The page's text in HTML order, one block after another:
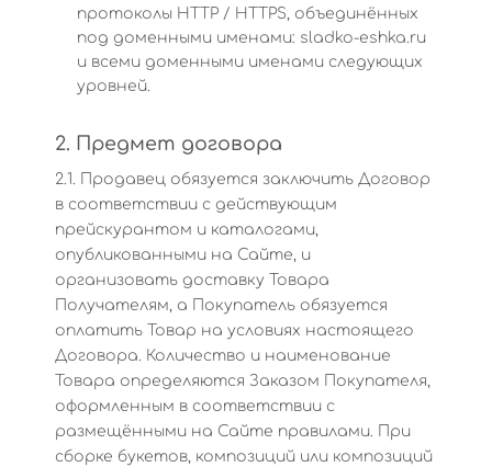
протоколы HTTP / HTTPS, объединённых
под доменными именами: sladko-eshka.ru
и всеми доменными именами следующих
уровней.
2. Предмет договора
2.1. Продавец обязуется заключить Договор
в соответствии с действующим
прейскурантом и каталогами,
опубликованными на Сайте, и
организовать доставку Товара
Получателям, а Покупатель обязуется
оплатить Товар на условиях настоящего
Договора. Количество и наименование
Товара определяются Заказом Покупателя,
оформленным в соответствии с
размещёнными на Сайте правилами. При
сборке букетов, композиций или композиций